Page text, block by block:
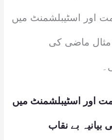
اور اسٹیبلشمنٹ میں
ماضی کی
اور اسٹیبلشمنٹ میں
بے نقاب